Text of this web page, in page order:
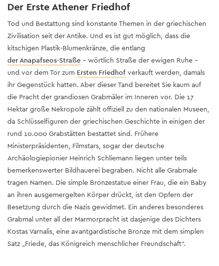
Der Erste Athener Friedhof
Tod und Bestattung sind konstante Themen in der griechischen
Zivilisation seit der Antike. Und es ist gut möglich, dass die
kitschigen Plastik-Blumenkränze, die entlang
der Anapafseos-Straße – wörtlich Straße der ewigen Ruhe –
und vor dem Tor zum Ersten Friedhof verkauft werden, damals
ihr Gegenstück hatten. Aber dieser Tand bereitet Sie kaum auf
die Pracht der grandiosen Grabmäler im Inneren vor. Die 17
Hektar große Nekropole zählt offiziell zu den nationalen Museen,
da Schlüsselfiguren der griechischen Geschichte in einigen der
rund 10.000 Grabstätten bestattet sind. Frühere
Ministerpräsidenten, Filmstars, sogar der deutsche
Archäologiepionier Heinrich Schliemann liegen unter teils
bemerkenswerter Bildhauerei begraben. Nicht alle Grabmale
tragen Namen. Die simple Bronzestatue einer Frau, die ein Baby
an ihren ausgemergelten Körper drückt, ist den Opfern der
Besetzung durch die Nazis gewidmet. Ein anderes besonderes
Grabmal unter all der Marmorpracht ist dasjenige des Dichters
Kostas Varnalis, eine avantgardistische Bronze mit dem simplen
Satz „Friede, das Königreich menschlicher Freundschaft“.